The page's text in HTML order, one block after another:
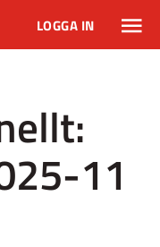
LOGGA IN
11